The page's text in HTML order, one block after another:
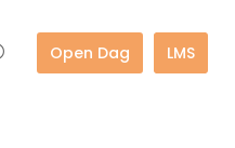
Open Dag LMS